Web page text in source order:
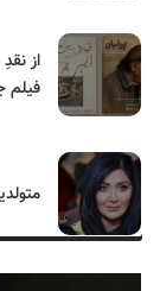
از
فیلم
متولدین ۲۴ اسفند سینما ، تئاتر و